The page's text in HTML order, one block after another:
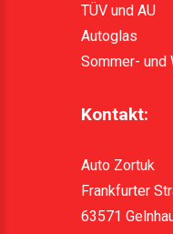
TÜV und AU
Autoglas
Sommer- und
Kontakt:
Auto Zortuk
Frankfurter
63571